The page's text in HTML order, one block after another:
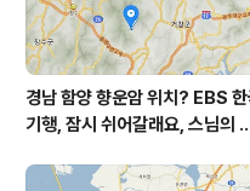
경남 함양 향운암 위치? EBS
기행, 잠시 쉬어갈래요, 스님의
상남도 함양군 가볼 만한 곳, 용추